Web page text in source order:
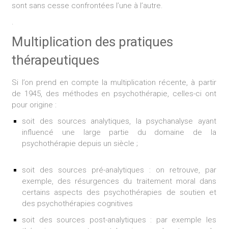
sont sans cesse confrontées l’une à l’autre.
.
Multiplication des pratiques
thérapeutiques
Si l’on prend en compte la multiplication récente, à partir
de 1945, des méthodes en psychothérapie, celles-ci ont
pour origine :
soit des sources analytiques, la psychanalyse ayant
influencé une large partie du domaine de la
psychothérapie depuis un siècle ;
soit des sources pré-analytiques : on retrouve, par
exemple, des résurgences du traitement moral dans
certains aspects des psychothérapies de soutien et
des psychothérapies cognitives
soit des sources post-analytiques : par exemple les